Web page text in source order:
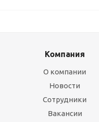
Компания
О компании
Новости
Сотрудники
Вакансии